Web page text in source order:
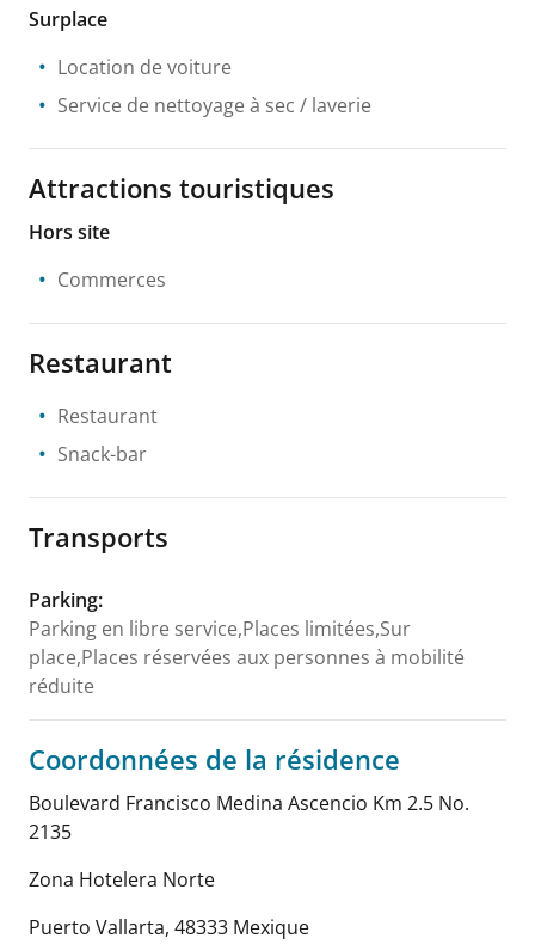
Surplace
Location de voiture
Service de nettoyage à sec / laverie
Attractions touristiques
Hors site
Commerces
Restaurant
Restaurant
Snack-bar
Transports
Parking:
Parking en libre service,Places limitées,Sur
place,Places réservées aux personnes à mobilité
réduite
Coordonnées de la résidence
Boulevard Francisco Medina Ascencio Km 2.5 No.
2135
Zona Hotelera Norte
Puerto Vallarta, 48333 Mexique